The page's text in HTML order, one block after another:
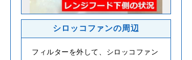
シロッコファンの周辺
フィルターを外して、シロッコファン